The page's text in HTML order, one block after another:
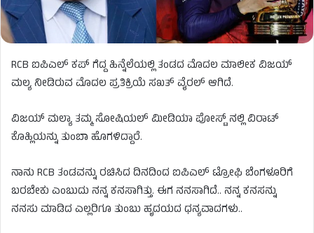
RCB ಐಪಿಎಲ್ ಕಪ್ ಗೆದ್ದ ಹಿನ್ನೆಲೆಯಲ್ಲಿ ತಂಡದ ಮೊದಲ ಮಾಲೀಕ ವಿಜಯ್
ಮಲ್ಯ ನೀಡಿರುವ ಮೊದಲ ಪ್ರತಿಕ್ರಿಯೆ ಸಖತ್ ವೈರಲ್ ಆಗಿದೆ.
ವಿಜಯ್ ಮಲ್ಯಾ ತಮ್ಮ ಸೋಷಿಯಲ್ ಮೀಡಿಯಾ ಪೋಸ್ಟ್ ನಲ್ಲಿ ವಿರಾಟ್
ಕೊಹ್ಲಿಯನ್ನು ತುಂಬಾ ಹೊಗಳಿದ್ದಾರೆ.
ನಾನು RCB ತಂಡವನ್ನು ರಚಿಸಿದ ದಿನದಿಂದ ಐಪಿಎಲ್ ಟ್ರೋಫಿ ಬೆಂಗಳೂರಿಗೆ
ಬರಬೇಕು ಎಂಬುದು ನನ್ನ ಕನಸಾಗಿತ್ತು. ಈಗ ನನಸಾಗಿದೆ.. ನನ್ನ ಕನಸನ್ನು
ನನಸು ಮಾಡಿದ ಎಲ್ಲರಿಗೂ ತುಂಬು ಹೃದಯದ ಧನ್ಯವಾದಗಳು..